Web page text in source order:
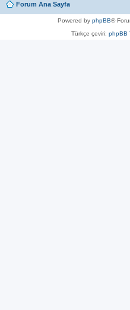
Forum Ana Sayfa
Powered by phpBB®
Türkçe çeviri: phpBB